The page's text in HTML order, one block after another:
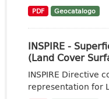
PDF Geocatalogo
INSPIRE -
(Land Cover
INSPIRE Directive
representation for